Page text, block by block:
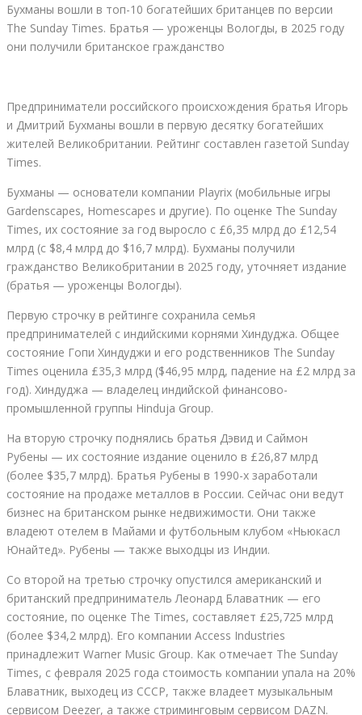
Бухманы вошли в топ-10 богатейших британцев по версии
The Sunday Times. Братья — уроженцы Вологды, в 2025 году
они получили британское гражданство
Предприниматели российского происхождения братья Игорь
и Дмитрий Бухманы вошли в первую десятку богатейших
жителей Великобритании. Рейтинг составлен газетой Sunday
Times.
Бухманы — основатели компании Playrix (мобильные игры
Gardenscapes, Homescapes и другие). По оценке The Sunday
Times, их состояние за год выросло с £6,35 млрд до £12,54
млрд (c $8,4 млрд до $16,7 млрд). Бухманы получили
гражданство Великобритании в 2025 году, уточняет издание
(братья — уроженцы Вологды).
Первую строчку в рейтинге сохранила семья
предпринимателей с индийскими корнями Хиндуджа. Общее
состояние Гопи Хиндуджи и его родственников The Sunday
Times оценила £35,3 млрд ($46,95 млрд, падение на £2 млрд за
год). Хиндуджа — владелец индийской финансово-
промышленной группы Hinduja Group.
На вторую строчку поднялись братья Дэвид и Саймон
Рубены — их состояние издание оценило в £26,87 млрд
(более $35,7 млрд). Братья Рубены в 1990-х заработали
состояние на продаже металлов в России. Сейчас они ведут
бизнес на британском рынке недвижимости. Они также
владеют отелем в Майами и футбольным клубом «Ньюкасл
Юнайтед». Рубены — также выходцы из Индии.
Со второй на третью строчку опустился американский и
британский предприниматель Леонард Блаватник — его
состояние, по оценке The Times, составляет £25,725 млрд
(более $34,2 млрд). Его компании Access Industries
принадлежит Warner Music Group. Как отмечает The Sunday
Times, с февраля 2025 года стоимость компании упала на 20%
Блаватник, выходец из СССР, также владеет музыкальным
сервисом Deezer, а также стриминговым сервисом DAZN.